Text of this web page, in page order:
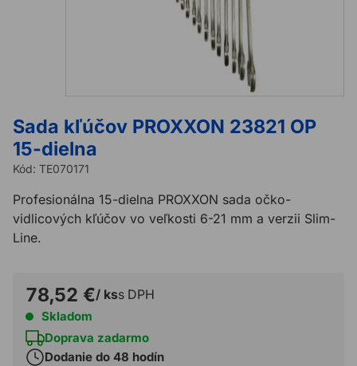
Sada kľúčov PROXXON 23821 OP
15-dielna
Kód: TE070171
Profesionálna 15-dielna PROXXON sada očko-
vidlicových kľúčov vo veľkosti 6-21 mm a verzii Slim-
Line.
78,52 €/ kss DPH
Skladom
Doprava zadarmo
Dodanie do 48 hodín